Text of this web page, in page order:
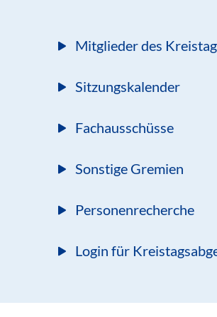
Mitglieder des
Sitzungskalender
Fachausschüsse
Sonstige Gremien
Personenrecherche
Login für